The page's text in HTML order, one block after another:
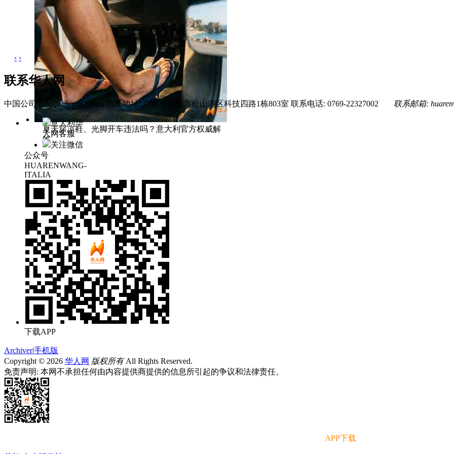
夏天穿凉鞋、光脚开车违法吗？意大利官方权威解
答
‹ ›
联系华人网
中国公司 Companies of China 联系地址: 广东省东莞市松山湖区科技四路1栋803室 联系电话: 0769-22327002 联系邮箱:
意大利华
人网客服
关注微信
公众号
HUARENWANG-
ITALIA
下载APP
Archiver|手机版
Copyright © 2026 华人网 版权所有All Rights Reserved.
免责声明: 本网不承担任何由内容提供商提供的信息所引起的争议和法律责任。
APP下载